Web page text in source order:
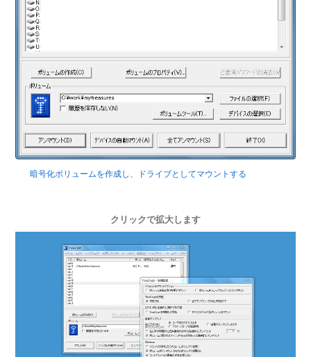
暗号化ボリュームを作成し、ドライブとしてマウントする
クリックで拡大します